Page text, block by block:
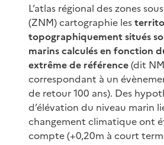
L’atlas régional des zones
(ZNM) cartographie les
topographiquement situés
marins calculés en fonction
extrême de référence(dit
correspondant à un
de retour 100 ans). Des
d’élévation du niveau marin
changement climatique ont
compte (+0,20m à court